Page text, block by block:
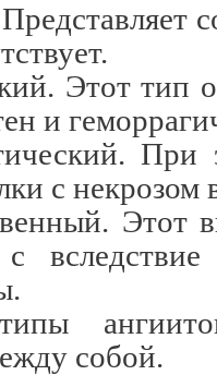
Этот тип
и
При
с некрозом
Этот
вследствие
собой.